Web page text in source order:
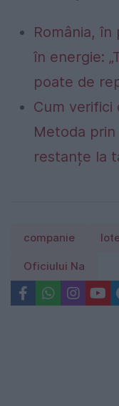
România,
în energie:
poate de
Cum verifici
Metoda
restanțe la
companie
Oficiului Na